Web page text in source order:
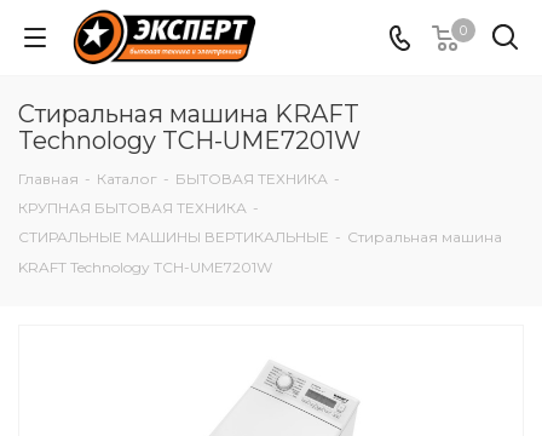
0
Стиральная машина KRAFT
Technology TCH-UME7201W
Главная - Каталог - БЫТОВАЯ ТЕХНИКА -
КРУПНАЯ БЫТОВАЯ ТЕХНИКА -
СТИРАЛЬНЫЕ МАШИНЫ ВЕРТИКАЛЬНЫЕ - Стиральная машина
KRAFT Technology TCH-UME7201W